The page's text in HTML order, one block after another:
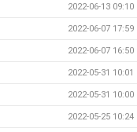
2022-06-13 09:10
2022-06-07 17:59
2022-06-07 16:50
2022-05-31 10:01
2022-05-31 10:00
2022-05-25 10:24